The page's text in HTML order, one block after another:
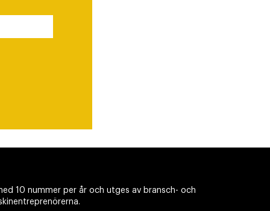
10 nummer per år och utges av bransch- och